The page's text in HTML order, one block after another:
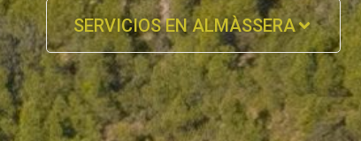
SERVICIOS EN ALMÀSSERA